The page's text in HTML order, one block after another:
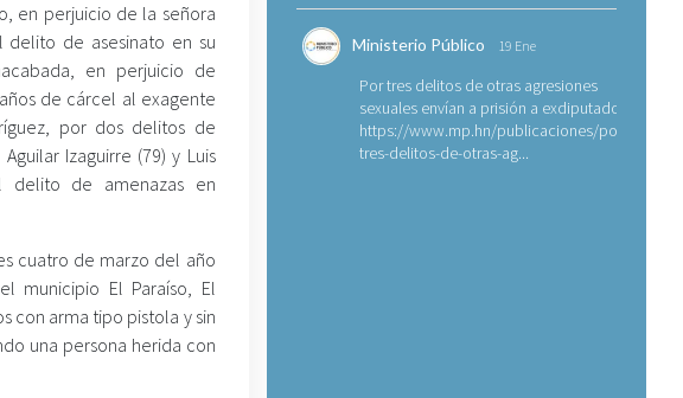
en perjuicio de la señora
delito de asesinato en su
en perjuicio de
de cárcel al exagente
por dos delitos de
Izaguirre (79) y Luis
delito de amenazas en
cuatro de marzo del año
municipio El Paraíso, El
con arma tipo pistola y sin
una persona herida con
Ministerio Público 19 Ene
Por tres delitos de otras agresiones
sexuales envían a prisión a exdiputado
https://www.mp.hn/publicaciones/por-
tres-delitos-de-otras-ag...